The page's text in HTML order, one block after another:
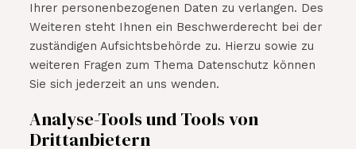
Ihrer personenbezogenen Daten zu verlangen. Des
Weiteren steht Ihnen ein Beschwerderecht bei der
zuständigen Aufsichtsbehörde zu. Hierzu sowie zu
weiteren Fragen zum Thema Datenschutz können
Sie sich jederzeit an uns wenden.
Analyse-Tools und Tools von
Drittanbietern